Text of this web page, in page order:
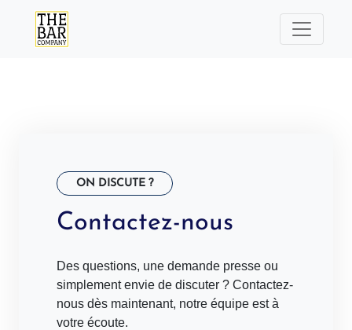
ON DISCUTE ?
Contactez-nous
Des questions, une demande presse ou
simplement envie de discuter ? Contactez-
nous dès maintenant, notre équipe est à
votre écoute.